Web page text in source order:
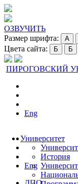
ОЗВУЧИТЬ
Размер шрифта:
A
Цвета сайта: Б Б
ПИРОГОВСКИЙ
Eng
Университет
История
Eng